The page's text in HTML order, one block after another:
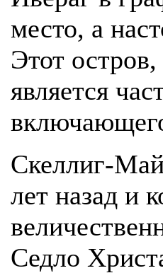
место, а
Этот
является
Скеллиг-
лет назад и
Седло